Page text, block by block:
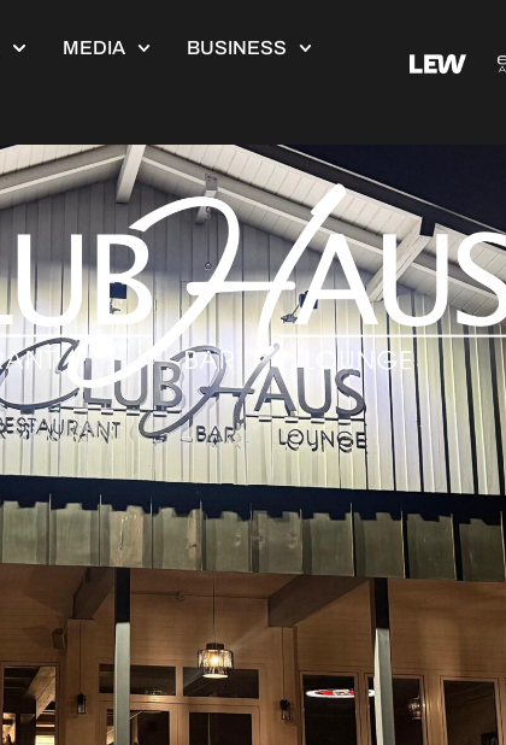
MEDIA BUSINESS